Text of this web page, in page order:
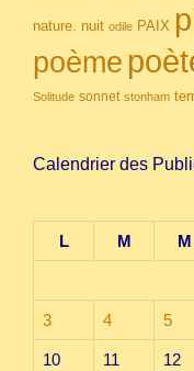
nature. nuit odile PAIX
poème
Solitude sonnet stonham
Calendrier des
L
M M
3 4 5
10 11 12